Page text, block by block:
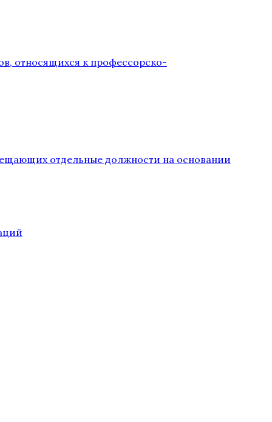
относящихся к профессорско-
отдельные должности на основании